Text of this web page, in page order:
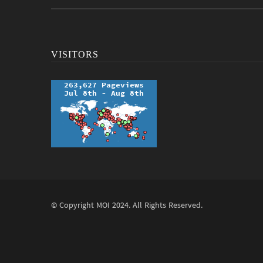
VISITORS
© Copyright MOI 2024. All Rights Reserved.